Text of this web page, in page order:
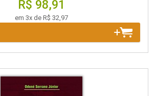
R$ 98,91
em 3x de R$ 32,97